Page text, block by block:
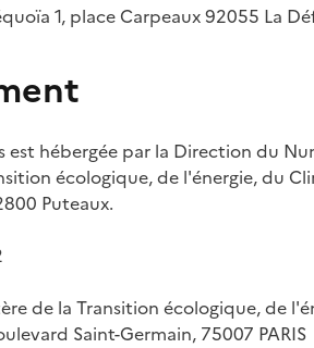
1, place Carpeaux 92055 La
est hébergée par la Direction du
écologique, de l'énergie, du
Puteaux.
de la Transition écologique, de
Saint-Germain, 75007 PARIS